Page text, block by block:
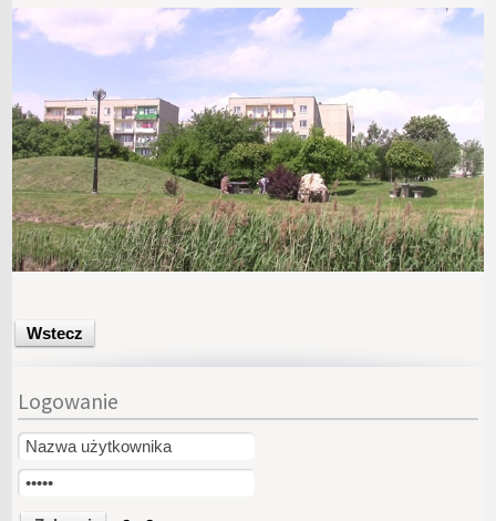
Wstecz
Logowanie